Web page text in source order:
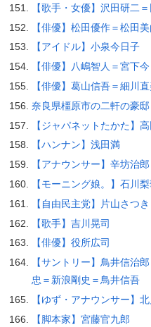
【歌手・女優】沢田研二
【俳優】松田優作＝松田
【アイドル】小泉今日子
【俳優】八嶋智人＝宮下
【俳優】葛山信吾＝細川
奈良県橿原市の二軒の豪邸
【ジャパネットたかた】
【ハンナン】浅田満
【アナウンサー】辛坊治郎
【モーニング娘。】石川
【自由民主党】片山さつき
【歌手】吉川晃司
【俳優】役所広司
【サントリー】鳥井信治
忠＝新浪剛史＝鳥井信吾
【ゆず・アナウンサー】
【脚本家】宮藤官九郎